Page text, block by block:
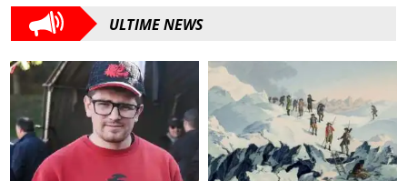
ULTIME NEWS